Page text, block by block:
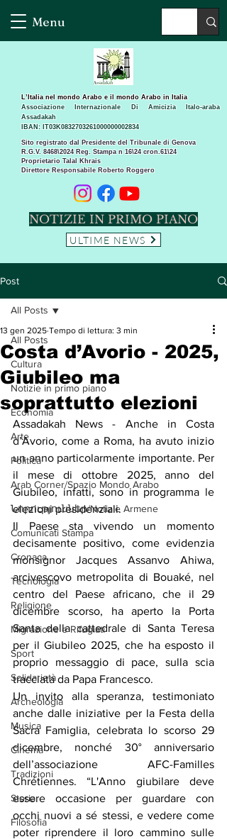
Menu
Sito registrato dal Presidente del Tribunale di Genova
R.G.V. 8468\2024 Reg. Stampa n 16\24 cron.61\24 ​
Proprietario Talal Khrais
Direttore Responsabile Roberto Roggero
L’Italia nel mondo Arabo e il mondo Arabo in Italia
Associazione Internazionale Di Amicizia Italo-araba
Assadakah
IBAN: IT03K0832703261000000002834
NOTIZIE IN PRIMO PIANO
ULTIME NEWS
Post
All Posts
Cultura
Notizie in primo piano
Economia
Arte
Politica
Arab Corner/Spazio Mondo Arabo
Նորություններ/Notizie Armene
Comunicati Stampa
Cronaca
Tecnologia
Religione
Migrazione e Rifugiati
Sport
Solidarietà
Archeologia
Musica
Cinema
Tradizioni
Storia
Filosofia
All Posts
Costa d’Avorio - 2025,
Giubileo ma
soprattutto elezioni
13 gen 2025 Tempo di lettura: 3 min
Assadakah News - Anche in Costa
d’Avorio, come a Roma, ha avuto inizio
un anno particolarmente importante. Per
il mese di ottobre 2025, anno del
Giubileo, infatti, sono in programma le
elezioni presidenziali.
Il Paese sta vivendo un momento
decisamente positivo, come evidenzia
monsignor Jacques Assanvo Ahiwa,
arcivescovo metropolita di Bouaké, nel
centro del Paese africano, che il 29
dicembre scorso, ha aperto la Porta
Santa della cattedrale di Santa Teresa
per il Giubileo 2025, che ha esposto il
proprio messaggio di pace, sulla scia
tracciata da Papa Francesco.
Un invito alla speranza, testimoniato
anche dalle iniziative per la Festa della
Sacra Famiglia, celebrata lo scorso 29
dicembre, nonché 30° anniversario
dell’associazione AFC-Familles
Chrétiennes. “L'Anno giubilare deve
essere occasione per guardare con
occhi nuovi a sé stessi, e vedere come
poter riprendere il loro cammino sulle